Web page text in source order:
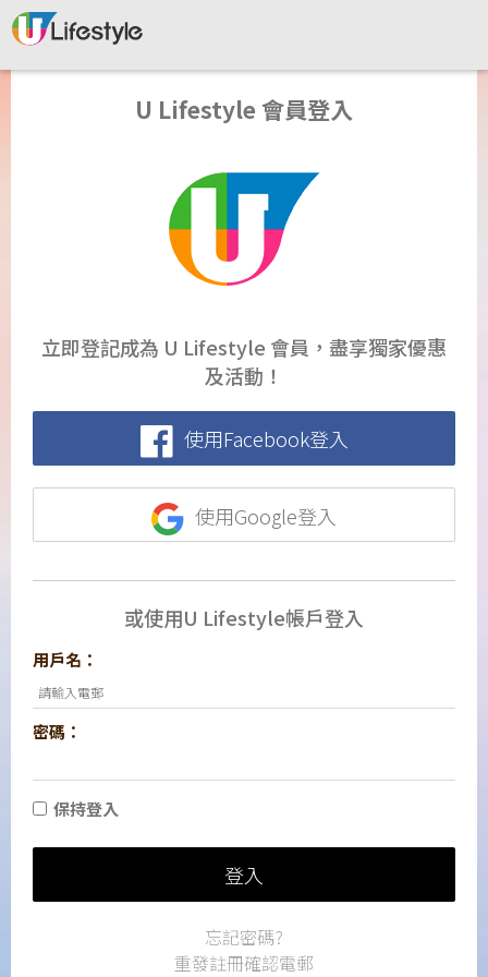
U Lifestyle 會員登入
立即登記成為 U Lifestyle 會員，盡享獨家優惠
及活動！
使用Facebook登入
使用Google登入
或使用U Lifestyle帳戶登入
用戶名：
密碼：
保持登入
登入
忘記密碼?
重發註冊確認電郵